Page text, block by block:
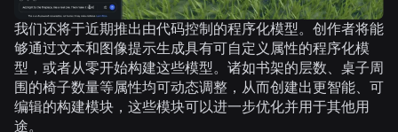
我们还将于近期推出由代码控制的程序化模型。创作者将能
够通过文本和图像提示生成具有可自定义属性的程序化模
型，或者从零开始构建这些模型。诸如书架的层数、桌子周
围的椅子数量等属性均可动态调整，从而创建出更智能、可
编辑的构建模块，这些模块可以进一步优化并用于其他用
途。